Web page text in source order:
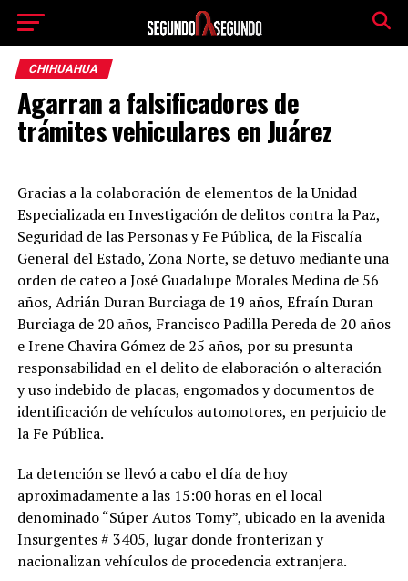
CHIHUAHUA
Agarran a falsificadores de
trámites vehiculares en Juárez
Gracias a la colaboración de elementos de la Unidad
Especializada en Investigación de delitos contra la Paz,
Seguridad de las Personas y Fe Pública, de la Fiscalía
General del Estado, Zona Norte, se detuvo mediante una
orden de cateo a José Guadalupe Morales Medina de 56
años, Adrián Duran Burciaga de 19 años, Efraín Duran
Burciaga de 20 años, Francisco Padilla Pereda de 20 años
e Irene Chavira Gómez de 25 años, por su presunta
responsabilidad en el delito de elaboración o alteración
y uso indebido de placas, engomados y documentos de
identificación de vehículos automotores, en perjuicio de
la Fe Pública.
La detención se llevó a cabo el día de hoy
aproximadamente a las 15:00 horas en el local
denominado “Súper Autos Tomy”, ubicado en la avenida
Insurgentes # 3405, lugar donde fronterizan y
nacionalizan vehículos de procedencia extranjera.